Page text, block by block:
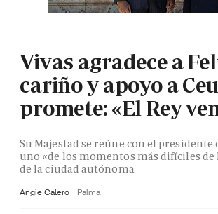
Vivas agradece a
cariño y apoyo a
promete: «El Rey
Su Majestad se reúne con el
uno «de los momentos más difíciles
de la ciudad autónoma
Angie Calero Palma